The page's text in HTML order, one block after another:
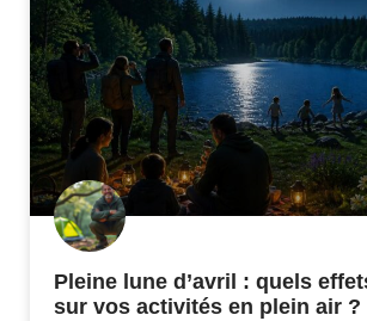
Pleine lune d’avril : quels
sur vos activités en plein air ?